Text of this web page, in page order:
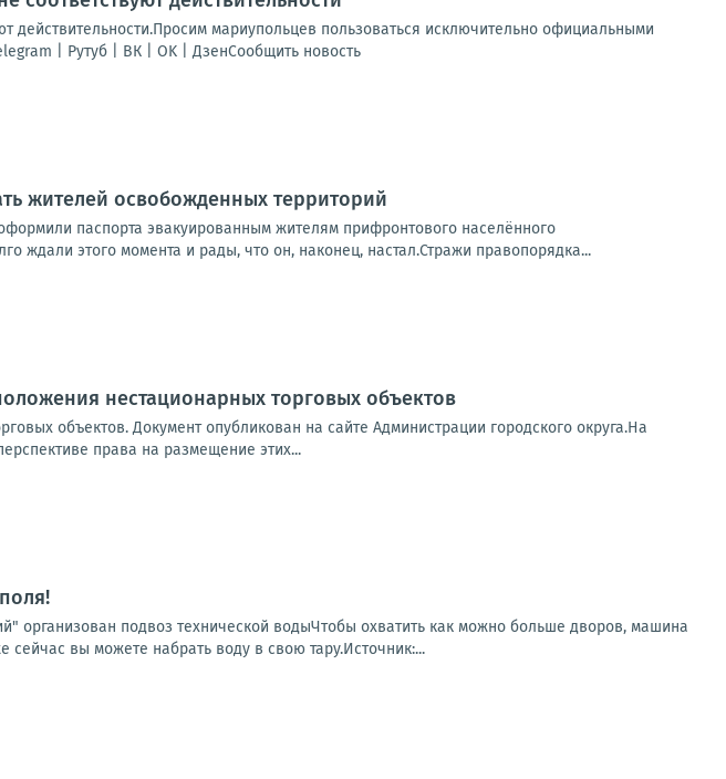
мариупольцев пользоваться исключительно официальными
| Рутуб | ВК | OK | ДзенСообщить новость
жителей освобожденных территорий
паспорта эвакуированным жителям прифронтового населённого
ждали этого момента и рады, что он, наконец, настал.Стражи правопорядка...
нестационарных торговых объектов
объектов. Документ опубликован на сайте Администрации городского округа.На
права на размещение этих...
организован подвоз технической водыЧтобы охватить как можно больше дворов, машина
сейчас вы можете набрать воду в свою тару.Источник:...